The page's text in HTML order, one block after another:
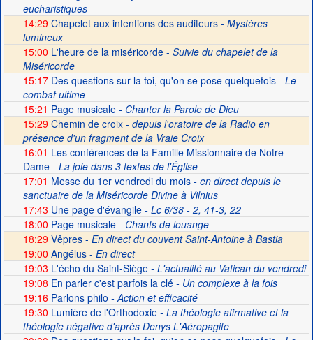
eucharistiques
14:29 Chapelet aux intentions des auditeurs - Mystères
lumineux
15:00 L'heure de la miséricorde - Suivie du chapelet de la
Miséricorde
15:17Des questions sur la foi, qu'on se pose quelquefois- Le
combat ultime
15:21 Page musicale- Chanter la Parole de Dieu
15:29 Chemin de croix - depuis l'oratoire de la Radio en
présence d'un fragment de la Vraie Croix
16:01 Les conférences de la Famille Missionnaire de Notre-
Dame- La joie dans 3 textes de l'Église
17:01 Messe du 1er vendredi du mois- en direct depuis le
sanctuaire de la Miséricorde Divine à Vilnius
17:43 Une page d'évangile- Lc 6/38 - 2, 41-3, 22
18:00 Page musicale- Chants de louange
18:29 Vêpres - En direct du couvent Saint-Antoine à Bastia
19:00 Angélus - En direct
19:03 L'écho du Saint-Siège- L'actualité au Vatican du vendredi
19:08 En parler c'est parfois la clé- Un complexe à la fois
19:16Parlons philo - Action et efficacité
19:30 Lumière de l'Orthodoxie- La théologie afirmative et la
théologie négative d'après Denys L'Aéropagite